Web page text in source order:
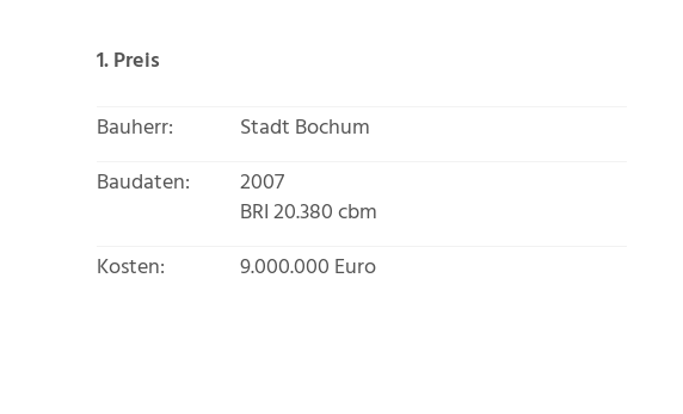
1. Preis
Bauherr:
Stadt Bochum
Baudaten:
2007
BRI 20.380 cbm
Kosten:
9.000.000 Euro